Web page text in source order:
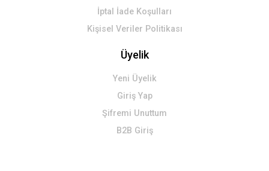
İptal İade Koşulları
Kişisel Veriler Politikası
Üyelik
Yeni Üyelik
Giriş Yap
Şifremi Unuttum
B2B Giriş